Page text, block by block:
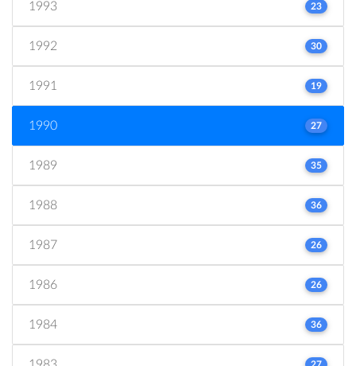
1993 23
1992 30
1991 19
1990 27
1989 35
1988 36
1987 26
1986 26
1984 36